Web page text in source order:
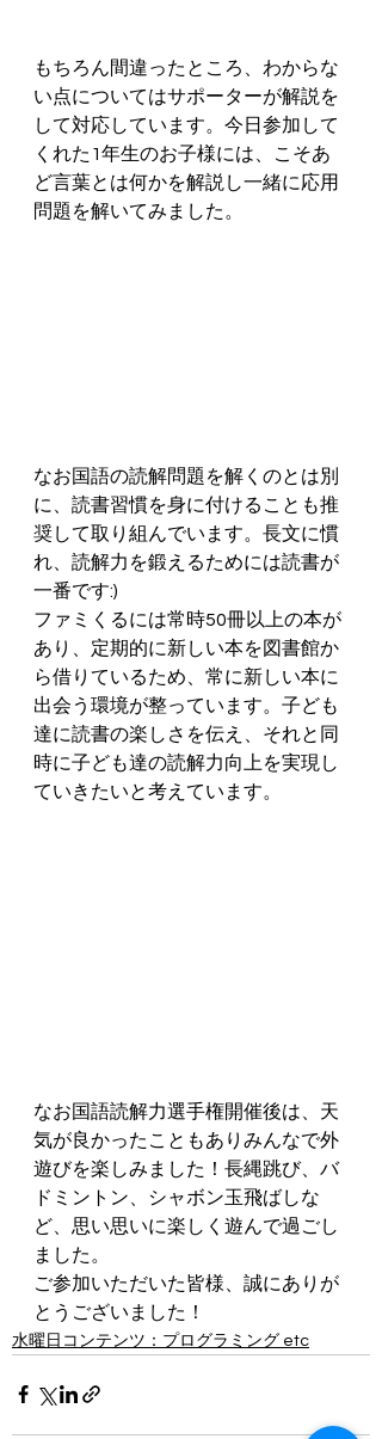
もちろん間違ったところ、わからな
い点についてはサポーターが解説を
して対応しています。今日参加して
くれた1年生のお子様には、こそあ
ど言葉とは何かを解説し一緒に応用
問題を解いてみました。
なお国語の読解問題を解くのとは別
に、読書習慣を身に付けることも推
奨して取り組んでいます。長文に慣
れ、読解力を鍛えるためには読書が
一番です:)
ファミくるには常時50冊以上の本が
あり、定期的に新しい本を図書館か
ら借りているため、常に新しい本に
出会う環境が整っています。子ども
達に読書の楽しさを伝え、それと同
時に子ども達の読解力向上を実現し
ていきたいと考えています。
なお国語読解力選手権開催後は、天
気が良かったこともありみんなで外
遊びを楽しみました！長縄跳び、バ
ドミントン、シャボン玉飛ばしな
ど、思い思いに楽しく遊んで過ごし
ました。
ご参加いただいた皆様、誠にありが
とうございました！
水曜日コンテンツ：プログラミング etc